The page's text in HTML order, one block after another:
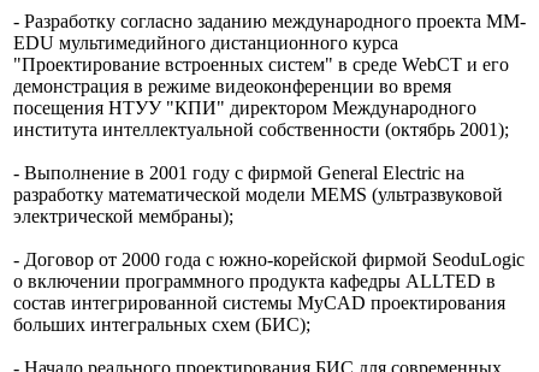
- Разработку согласно заданию международного проекта MM-
EDU мультимедийного дистанционного курса
"Проектирование встроенных систем" в среде WebCT и его
демонстрация в режиме видеоконференции во время
посещения НТУУ "КПИ" директором Международного
института интеллектуальной собственности (октябрь 2001);
- Выполнение в 2001 году с фирмой General Electric на
разработку математической модели MEMS (ультразвуковой
электрической мембраны);
- Договор от 2000 года с южно-корейской фирмой SeoduLogic
о включении программного продукта кафедры ALLTED в
состав интегрированной системы MyCAD проектирования
больших интегральных схем (БИС);
- Начало реального проектирования БИС для современных